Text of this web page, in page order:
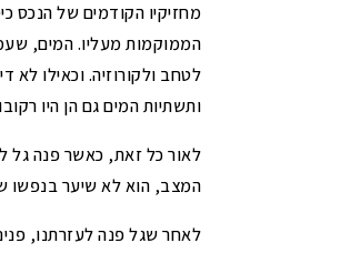
מחזיקיו הקודמים של הנכס
הממוקמות מעליו. המים,
לטחב ולקורוזיה. וכאילו
ותשתיות המים גם הן היו
לאור כל זאת, כאשר פנה גל
המצב, הוא לא שיער בנפשו
לאחר שגל פנה לעזרתנו,